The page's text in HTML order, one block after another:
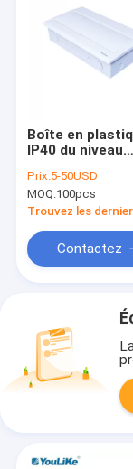
Boîte en
IP40 du niveau
panneau
de basse
antipoussière
Prix:5-50USD
MOQ:100pcs
Trouvez les
Contactez